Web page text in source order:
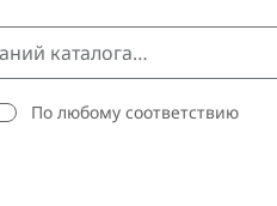
По любому соответствию